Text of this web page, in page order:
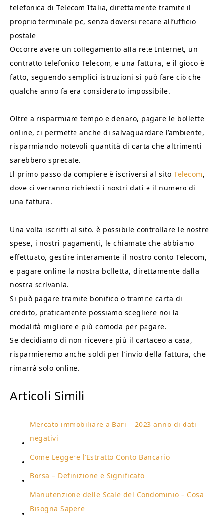
telefonica di Telecom Italia, direttamente tramite il
proprio terminale pc, senza doversi recare all’ufficio
postale.
Occorre avere un collegamento alla rete Internet, un
contratto telefonico Telecom, e una fattura, e il gioco è
fatto, seguendo semplici istruzioni si può fare ciò che
qualche anno fa era considerato impossibile.
Oltre a risparmiare tempo e denaro, pagare le bollette
online, ci permette anche di salvaguardare l’ambiente,
risparmiando notevoli quantità di carta che altrimenti
sarebbero sprecate.
Il primo passo da compiere è iscriversi al sito Telecom,
dove ci verranno richiesti i nostri dati e il numero di
una fattura.
Una volta iscritti al sito. è possibile controllare le nostre
spese, i nostri pagamenti, le chiamate che abbiamo
effettuato, gestire interamente il nostro conto Telecom,
e pagare online la nostra bolletta, direttamente dalla
nostra scrivania.
Si può pagare tramite bonifico o tramite carta di
credito, praticamente possiamo scegliere noi la
modalità migliore e più comoda per pagare.
Se decidiamo di non ricevere più il cartaceo a casa,
risparmieremo anche soldi per l’invio della fattura, che
rimarrà solo online.
Articoli Simili
Mercato immobiliare a Bari – 2023 anno di dati
negativi
Come Leggere l’Estratto Conto Bancario
Borsa – Definizione e Significato
Manutenzione delle Scale del Condominio – Cosa
Bisogna Sapere